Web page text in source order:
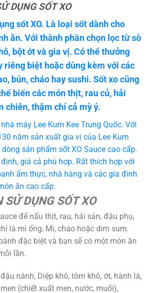
DỤNG SỐT XO
sốt XO. Là loại sốt dành cho
ăn. Với thành phần chọn lọc từ sò
bột ớt và gia vị. Có thể thưởng
riêng biệt hoặc dùng kèm với các
bún, cháo hay sushi. Sốt xo cũng
biến các món thịt, rau củ, hải
chiên, thậm chí cả mỳ ý.
máy Lee Kum Kee Trung Quốc. Với
năm sản xuất gia vị của Lee Kum
sản phẩm sốt XO Sauce cao cấp.
giá cả phù hợp. Rất thích hợp với
ẩm thực, nhà hàng và các gia đình
ăn cao cấp.
SỬ DỤNG SỐT XO
để nấu thịt, rau, hải sản, đậu phụ,
là mì ống, Mì, cháo hoặc dim sum.
đặc biệt và bạn sẽ có một món ăn
lần.
nành, Diệp khô, tôm khô, ớt, hành lá,
(chiết xuất men, nước, muối),